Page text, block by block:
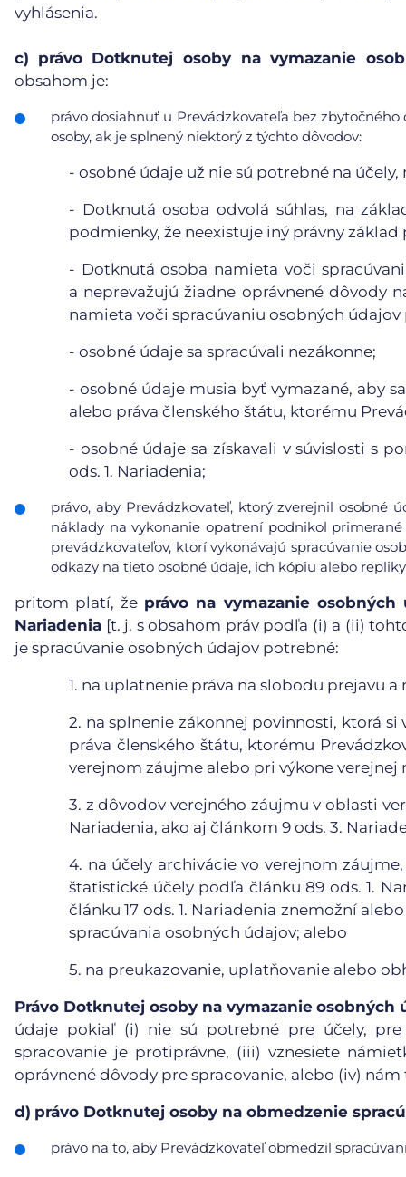
vyhlásenia.
c) právo Dotknutej osoby na vymazanie
obsahom je:
právo dosiahnuť u Prevádzkovateľa bez
osoby, ak je splnený niektorý z týchto dôvodov:
- osobné údaje už nie sú potrebné na
- Dotknutá osoba odvolá súhlas, na
podmienky, že neexistuje iný právny
- Dotknutá osoba namieta voči
a neprevažujú žiadne oprávnené dôvody
namieta voči spracúvaniu osobných údajov
- osobné údaje sa spracúvali nezákonne;
- osobné údaje musia byť vymazané, aby
alebo práva členského štátu, ktorému
- osobné údaje sa získavali v súvislosti s
ods. 1. Nariadenia;
právo, aby Prevádzkovateľ, ktorý zverejnil osobné
náklady na vykonanie opatrení podnikol
prevádzkovateľov, ktorí vykonávajú spracúvanie
odkazy na tieto osobné údaje, ich kópiu alebo
pritom platí, že právo na vymazanie
Nariadenia [t. j. s obsahom práv podľa (i) a (ii)
je spracúvanie osobných údajov potrebné:
1. na uplatnenie práva na slobodu prejavu a
2. na splnenie zákonnej povinnosti, ktorá
práva členského štátu, ktorému
verejnom záujme alebo pri výkone verejnej
3. z dôvodov verejného záujmu v oblasti
Nariadenia, ako aj článkom 9 ods. 3.
4. na účely archivácie vo verejnom
štatistické účely podľa článku 89 ods. 1.
článku 17 ods. 1. Nariadenia znemožní
spracúvania osobných údajov; alebo
5. na preukazovanie, uplatňovanie alebo
Právo Dotknutej osoby na vymazanie osobných
údaje pokiaľ (i) nie sú potrebné pre účely,
spracovanie je protiprávne, (iii) vznesiete
oprávnené dôvody pre spracovanie, alebo (iv)
d) právo Dotknutej osoby na obmedzenie
právo na to, aby Prevádzkovateľ obmedzil